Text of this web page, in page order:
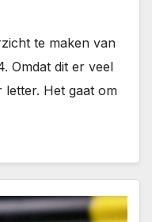
te maken van
Omdat dit er veel
letter. Het gaat om